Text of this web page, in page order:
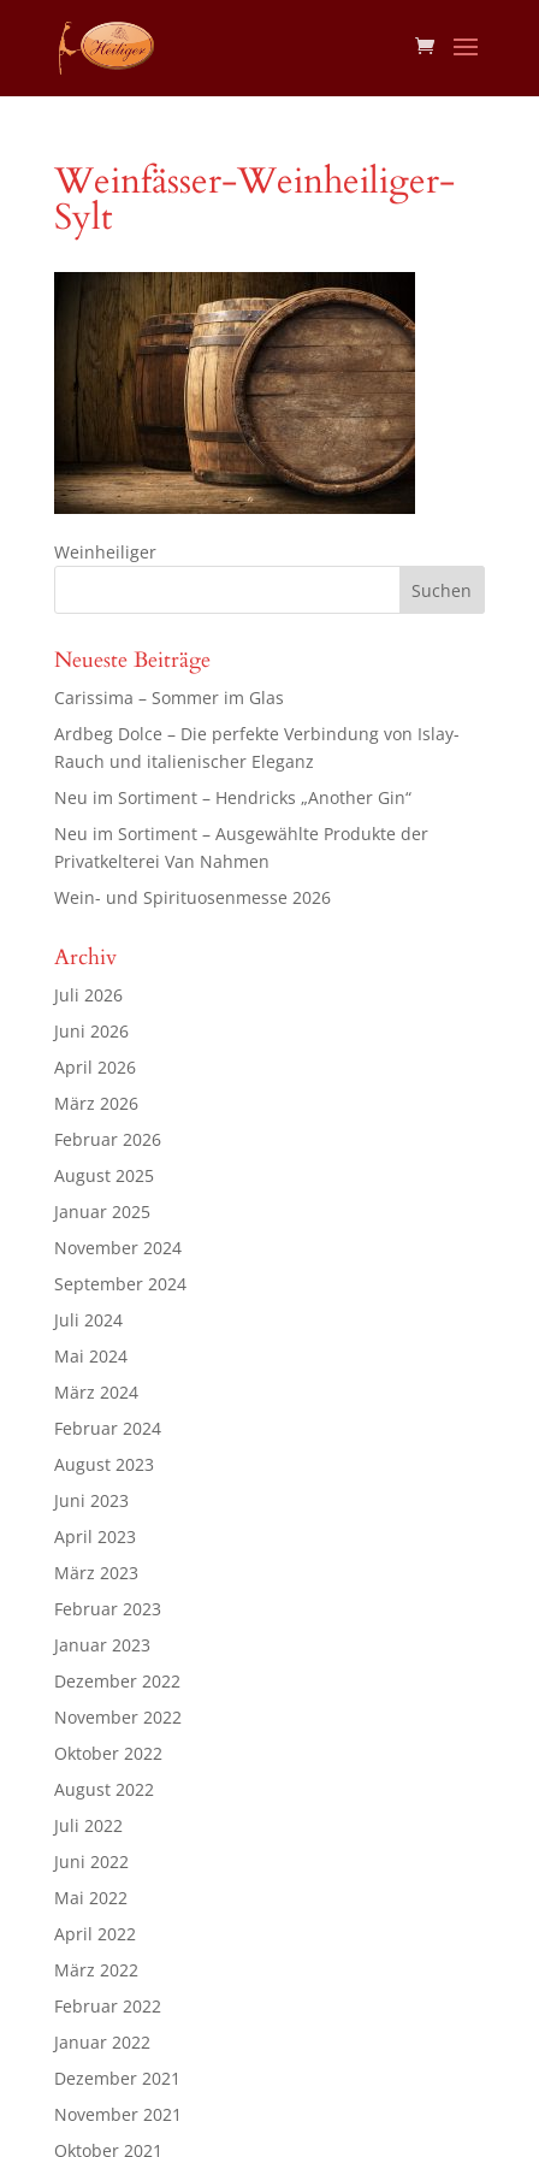
Weinfässer-Weinheiliger-
Sylt
Weinheiliger
Neueste Beiträge
Carissima – Sommer im Glas
Ardbeg Dolce – Die perfekte Verbindung von Islay-
Rauch und italienischer Eleganz
Neu im Sortiment – Hendricks „Another Gin“
Neu im Sortiment – Ausgewählte Produkte der
Privatkelterei Van Nahmen
Wein- und Spirituosenmesse 2026
Archiv
Juli 2026
Juni 2026
April 2026
März 2026
Februar 2026
August 2025
Januar 2025
November 2024
September 2024
Juli 2024
Mai 2024
März 2024
Februar 2024
August 2023
Juni 2023
April 2023
März 2023
Februar 2023
Januar 2023
Dezember 2022
November 2022
Oktober 2022
August 2022
Juli 2022
Juni 2022
Mai 2022
April 2022
März 2022
Februar 2022
Januar 2022
Dezember 2021
November 2021
Oktober 2021